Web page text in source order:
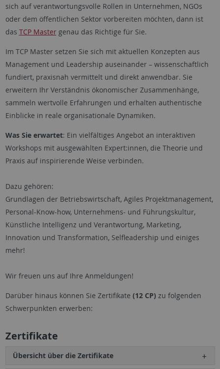
sich auf verantwortungsvolle Rollen in Unternehmen, NGOs
oder dem öffentlichen Sektor vorbereiten möchten, dann ist
das TCP Mastergenau das Richtige für Sie.
Im TCP Master setzen Sie sich mit aktuellen Konzepten aus
Management und Leadership auseinander – wissenschaftlich
fundiert, praxisnah vermittelt und direkt anwendbar. Sie
erweitern Ihr Verständnis ökonomischer Zusammenhänge,
sammeln wertvolle Erfahrungen und erhalten authentische
Einblicke in reale organisationale Dynamiken.
Was Sie erwartet: Ein vielfältiges Angebot an interaktiven
Workshops mit ausgewählten Expert:innen, die Theorie und
Praxis auf inspirierende Weise verbinden.
Dazu gehören:
Grundlagen der Betriebswirtschaft, Agiles Projektmanagement,
Personal-Know-how, Unternehmens- und Führungskultur,
Künstliche Intelligenz und Verantwortung, Marketing,
Innovation und Transformation, Selfleadership und einiges
mehr!
Wir freuen uns auf Ihre Anmeldungen!
Darüber hinaus können Sie Zertifikate (12 CP) zu folgenden
Schwerpunkten erwerben:
Zertifikate
Übersicht über die Zertifikate